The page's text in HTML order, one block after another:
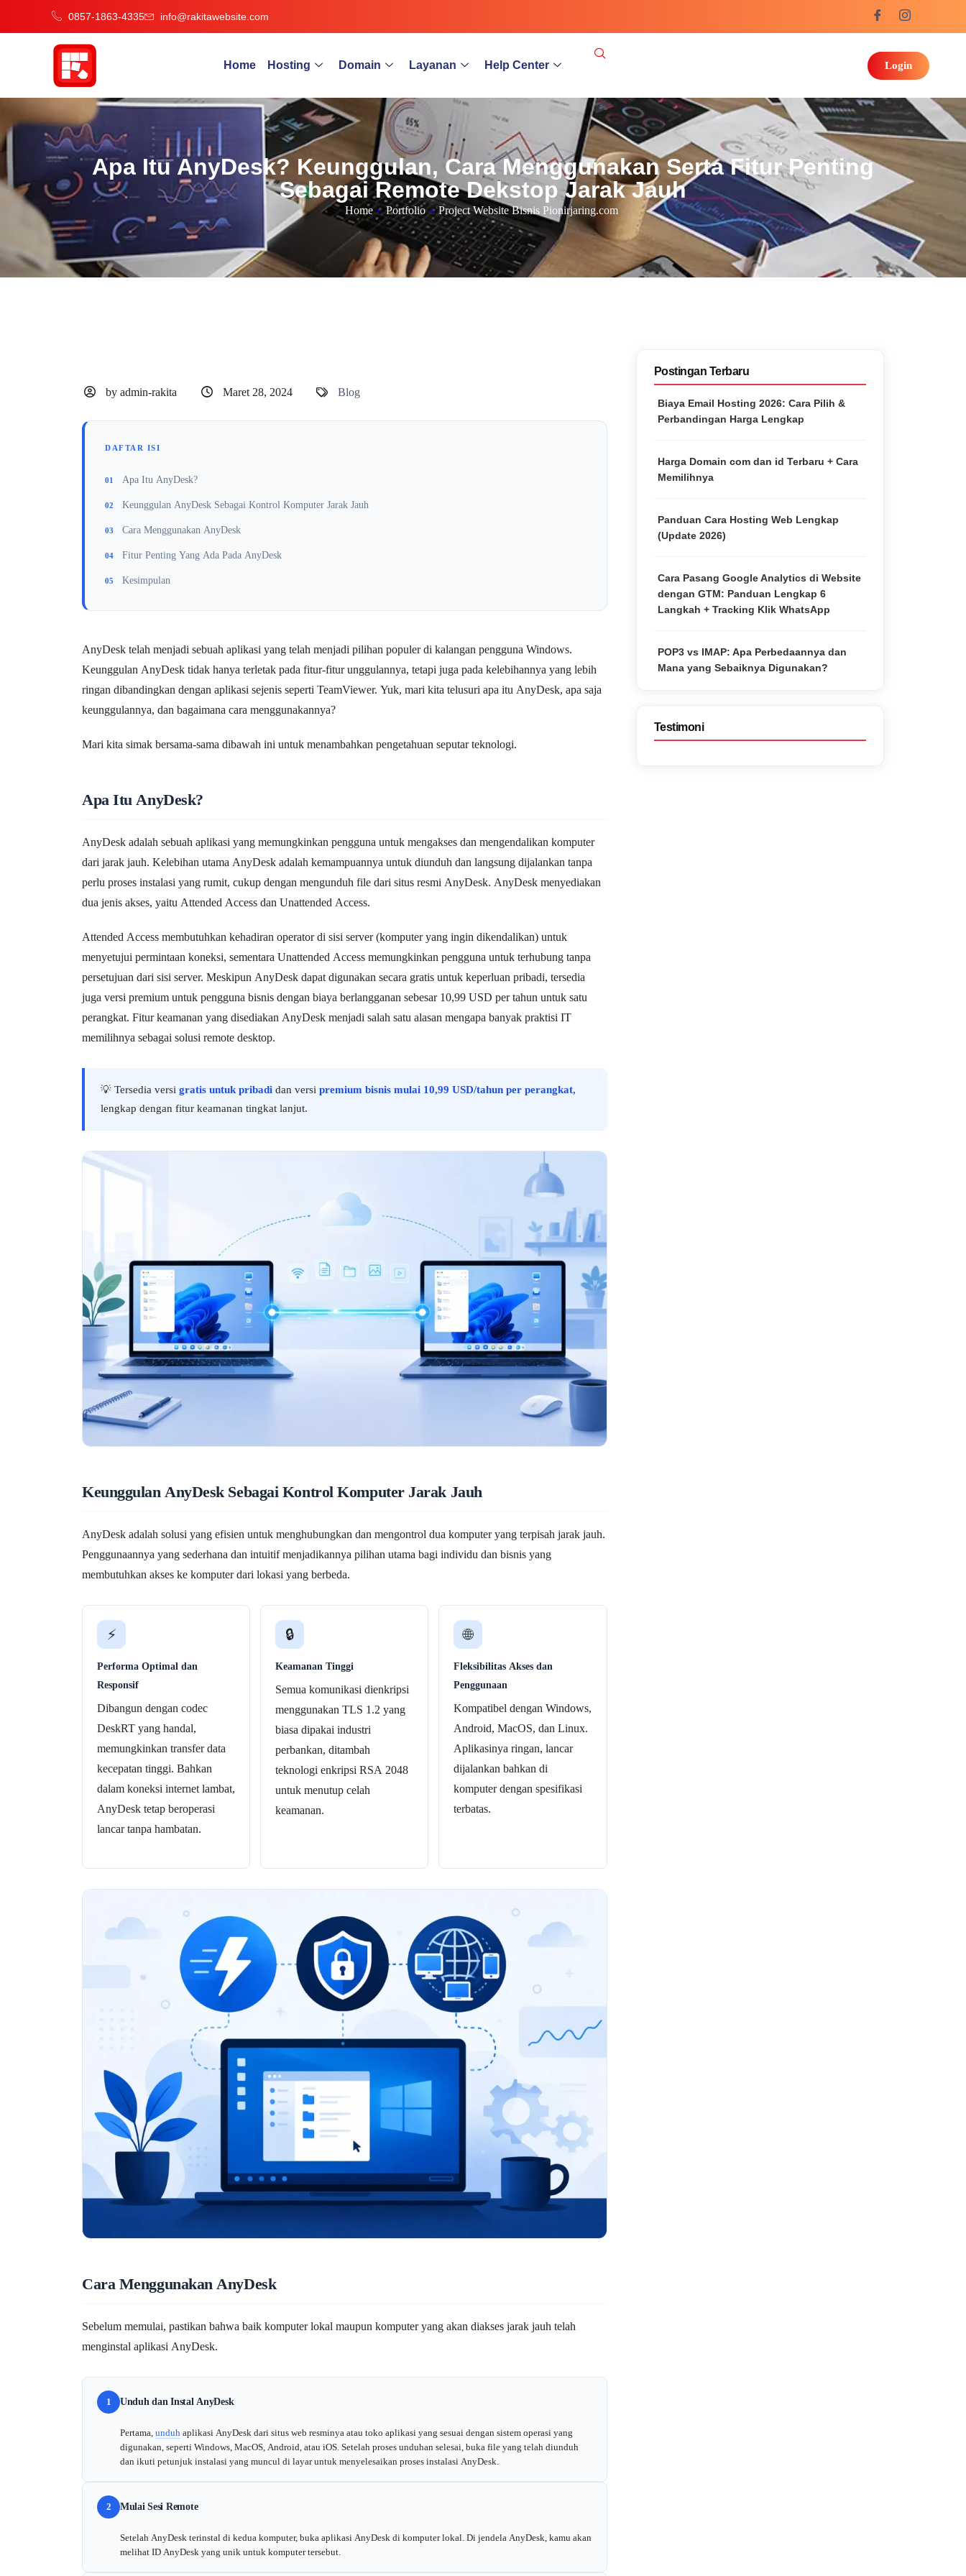
0857-1863-4335 info@rakitawebsite.com
Home Hosting Domain Layanan Help Center Login
Apa Itu AnyDesk? Keunggulan, Cara Menggunakan Serta Fitur Penting
Sebagai Remote Dekstop Jarak Jauh
Home » Portfolio » Project Website Bisnis Pionirjaring.com
by admin-rakita Maret 28, 2024 Blog
DAFTAR ISI
Apa Itu AnyDesk?
Keunggulan AnyDesk Sebagai Kontrol Komputer Jarak Jauh
Cara Menggunakan AnyDesk
Fitur Penting Yang Ada Pada AnyDesk
Kesimpulan
AnyDesk telah menjadi sebuah aplikasi yang telah menjadi pilihan populer di kalangan pengguna Windows.
Keunggulan AnyDesk tidak hanya terletak pada fitur-fitur unggulannya, tetapi juga pada kelebihannya yang lebih
ringan dibandingkan dengan aplikasi sejenis seperti TeamViewer. Yuk, mari kita telusuri apa itu AnyDesk, apa saja
keunggulannya, dan bagaimana cara menggunakannya?
Mari kita simak bersama-sama dibawah ini untuk menambahkan pengetahuan seputar teknologi.
Apa Itu AnyDesk?
AnyDesk adalah sebuah aplikasi yang memungkinkan pengguna untuk mengakses dan mengendalikan komputer
dari jarak jauh. Kelebihan utama AnyDesk adalah kemampuannya untuk diunduh dan langsung dijalankan tanpa
perlu proses instalasi yang rumit, cukup dengan mengunduh file dari situs resmi AnyDesk. AnyDesk menyediakan
dua jenis akses, yaitu Attended Access dan Unattended Access.
Attended Access membutuhkan kehadiran operator di sisi server (komputer yang ingin dikendalikan) untuk
menyetujui permintaan koneksi, sementara Unattended Access memungkinkan pengguna untuk terhubung tanpa
persetujuan dari sisi server. Meskipun AnyDesk dapat digunakan secara gratis untuk keperluan pribadi, tersedia
juga versi premium untuk pengguna bisnis dengan biaya berlangganan sebesar 10,99 USD per tahun untuk satu
perangkat. Fitur keamanan yang disediakan AnyDesk menjadi salah satu alasan mengapa banyak praktisi IT
memilihnya sebagai solusi remote desktop.
💡 Tersedia versigratis untuk pribadi dan versipremium bisnis mulai 10,99 USD/tahun per perangkat,
lengkap dengan fitur keamanan tingkat lanjut.
Keunggulan AnyDesk Sebagai Kontrol Komputer Jarak Jauh
AnyDesk adalah solusi yang efisien untuk menghubungkan dan mengontrol dua komputer yang terpisah jarak jauh.
Penggunaannya yang sederhana dan intuitif menjadikannya pilihan utama bagi individu dan bisnis yang
membutuhkan akses ke komputer dari lokasi yang berbeda.
⚡
Performa Optimal dan
Responsif
Dibangun dengan codec
DeskRT yang handal,
memungkinkan transfer data
kecepatan tinggi. Bahkan
dalam koneksi internet lambat,
AnyDesk tetap beroperasi
lancar tanpa hambatan.
🔒
Keamanan Tinggi
Semua komunikasi dienkripsi
menggunakan TLS 1.2 yang
biasa dipakai industri
perbankan, ditambah
teknologi enkripsi RSA 2048
untuk menutup celah
keamanan.
🌐
Fleksibilitas Akses dan
Penggunaan
Kompatibel dengan Windows,
Android, MacOS, dan Linux.
Aplikasinya ringan, lancar
dijalankan bahkan di
komputer dengan spesifikasi
terbatas.
Cara Menggunakan AnyDesk
Sebelum memulai, pastikan bahwa baik komputer lokal maupun komputer yang akan diakses jarak jauh telah
menginstal aplikasi AnyDesk.
1 Unduh dan Instal AnyDesk
Pertama, unduh aplikasi AnyDesk dari situs web resminya atau toko aplikasi yang sesuai dengan sistem operasi yang
digunakan, seperti Windows, MacOS, Android, atau iOS. Setelah proses unduhan selesai, buka file yang telah diunduh
dan ikuti petunjuk instalasi yang muncul di layar untuk menyelesaikan proses instalasi AnyDesk.
2 Mulai Sesi Remote
Setelah AnyDesk terinstal di kedua komputer, buka aplikasi AnyDesk di komputer lokal. Di jendela AnyDesk, kamu akan
melihat ID AnyDesk yang unik untuk komputer tersebut.
Postingan Terbaru
Biaya Email Hosting 2026: Cara Pilih &
Perbandingan Harga Lengkap
Harga Domain com dan id Terbaru + Cara
Memilihnya
Panduan Cara Hosting Web Lengkap
(Update 2026)
Cara Pasang Google Analytics di Website
dengan GTM: Panduan Lengkap 6
Langkah + Tracking Klik WhatsApp
POP3 vs IMAP: Apa Perbedaannya dan
Mana yang Sebaiknya Digunakan?
Testimoni